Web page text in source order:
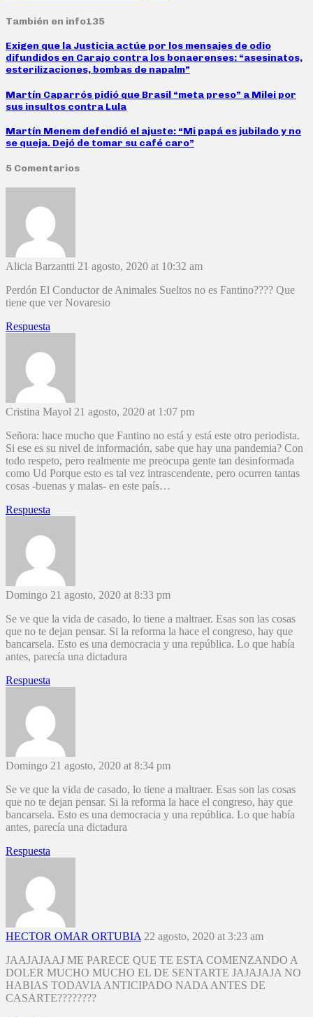
También en info135
Exigen que la Justicia actúe por los mensajes de odio
difundidos en Carajo contra los bonaerenses: “asesinatos,
esterilizaciones, bombas de napalm”
Martín Caparrós pidió que Brasil “meta preso” a Milei por
sus insultos contra Lula
Martín Menem defendió el ajuste: “Mi papá es jubilado y no
se queja. Dejó de tomar su café caro”
5 Comentarios
Alicia Barzantti 21 agosto, 2020 at 10:32 am
Perdón El Conductor de Animales Sueltos no es Fantino???? Que
tiene que ver Novaresio
Respuesta
Cristina Mayol 21 agosto, 2020 at 1:07 pm
Señora: hace mucho que Fantino no está y está este otro periodista.
Si ese es su nivel de información, sabe que hay una pandemia? Con
todo respeto, pero realmente me preocupa gente tan desinformada
como Ud Porque esto es tal vez intrascendente, pero ocurren tantas
cosas -buenas y malas- en este país…
Respuesta
Domingo 21 agosto, 2020 at 8:33 pm
Se ve que la vida de casado, lo tiene a maltraer. Esas son las cosas
que no te dejan pensar. Si la reforma la hace el congreso, hay que
bancarsela. Esto es una democracia y una república. Lo que había
antes, parecía una dictadura
Respuesta
Domingo 21 agosto, 2020 at 8:34 pm
Se ve que la vida de casado, lo tiene a maltraer. Esas son las cosas
que no te dejan pensar. Si la reforma la hace el congreso, hay que
bancarsela. Esto es una democracia y una república. Lo que había
antes, parecía una dictadura
Respuesta
HECTOR OMAR ORTUBIA 22 agosto, 2020 at 3:23 am
JAAJAJAAJ ME PARECE QUE TE ESTA COMENZANDO A
DOLER MUCHO MUCHO EL DE SENTARTE JAJAJAJA NO
HABIAS TODAVIA ANTICIPADO NADA ANTES DE
CASARTE????????